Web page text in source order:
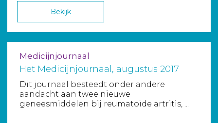
Bekijk
Medicijnjournaal
Het Medicijnjournaal, augustus 2017
Dit journaal besteedt onder andere
aandacht aan twee nieuwe
geneesmiddelen bij reumatoïde artritis, ...